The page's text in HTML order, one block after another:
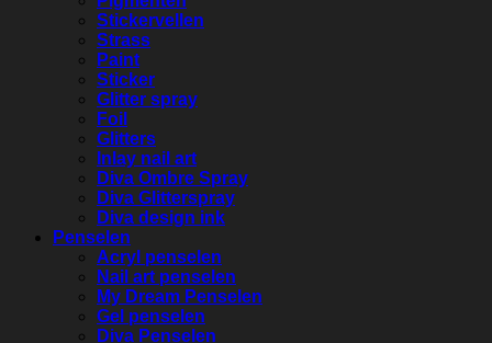
Stickervellen
Strass
Paint
Sticker
Glitter spray
Foil
Glitters
Inlay nail art
Diva Ombre Spray
Diva Glitterspray
Diva design ink
Penselen
Acryl penselen
Nail art penselen
My Dream Penselen
Gel penselen
Diva Penselen